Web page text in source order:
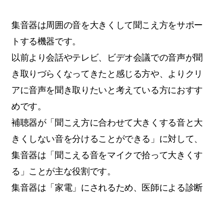
集音器は周囲の音を大きくして聞こえ方をサポー
トする機器です。
以前より会話やテレビ、ビデオ会議での音声が聞
き取りづらくなってきたと感じる方や、よりクリ
アに音声を聞き取りたいと考えている方におすす
めです。
補聴器が「聞こえ方に合わせて大きくする音と大
きくしない音を分けることができる」に対して、
集音器は「聞こえる音をマイクで拾って大きくす
る」ことが主な役割です。
集音器は「家電」にされるため、医師による診断